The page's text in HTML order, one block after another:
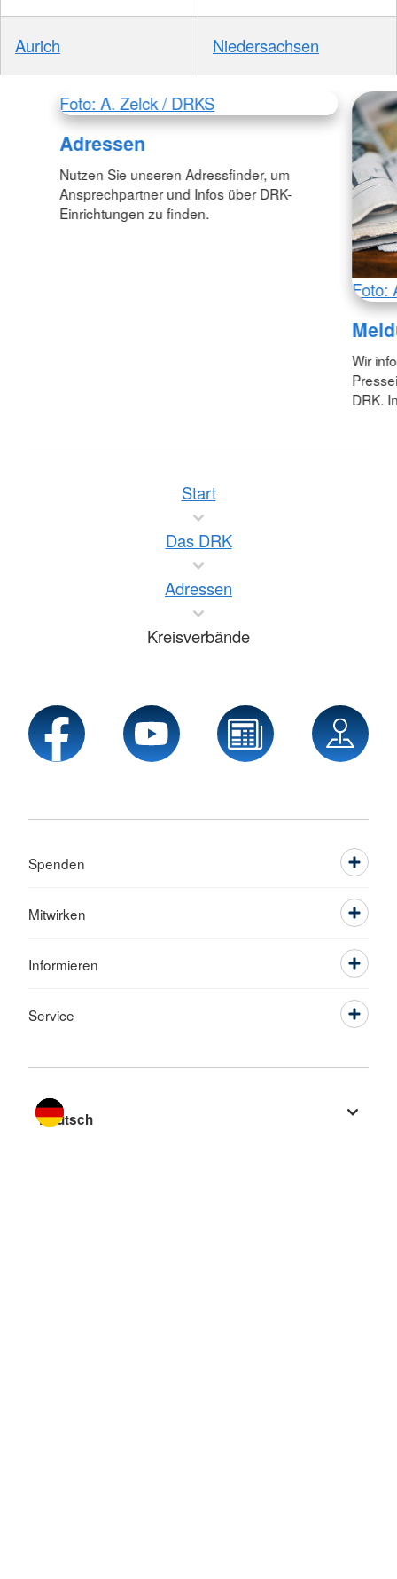
Aurich Niedersachsen
Foto: A. Zelck / DRKS
Adressen
Nutzen Sie unseren Adressfinder, um
Ansprechpartner und Infos über DRK-
Einrichtungen zu finden.
Foto:
Wir
DRK.
Start
Das DRK
Adressen
Kreisverbände
Spenden
Mitwirken
Informieren
Service
Sprache wechseln zu